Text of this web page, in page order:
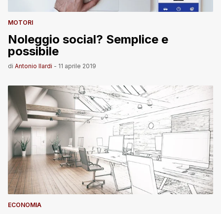
MOTORI
Noleggio social? Semplice e
possibile
di Antonio Ilardi - 11 aprile 2019
ECONOMIA